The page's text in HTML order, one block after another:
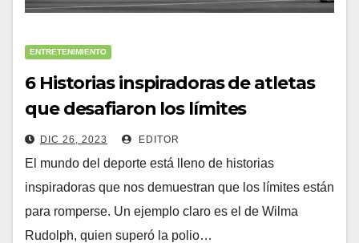
ENTRETENIMIENTO
6 Historias inspiradoras de atletas
que desafiaron los límites
DIC 26, 2023 EDITOR
El mundo del deporte está lleno de historias
inspiradoras que nos demuestran que los límites están
para romperse. Un ejemplo claro es el de Wilma
Rudolph, quien superó la polio…